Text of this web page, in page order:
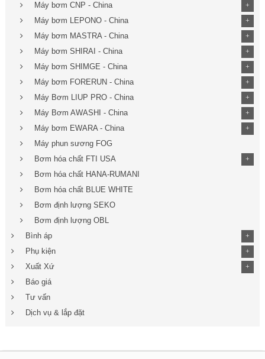
Máy bơm CNP - China
+
Máy bơm LEPONO - China +
Máy bơm MASTRA - China +
Máy bơm SHIRAI - China +
Máy bơm SHIMGE - China +
Máy bơm FORERUN - China +
Máy Bơm LIUP PRO - China +
Máy Bơm AWASHI - China +
Máy bơm EWARA - China +
Máy phun sương FOG
Bơm hóa chất FTI USA
+
Bơm hóa chất HANA-RUMANI
Bơm hóa chất BLUE WHITE
Bơm định lượng SEKO
Bơm định lượng OBL
Bình áp
+
Phụ kiện +
Xuất Xứ +
Báo giá
Tư vấn
Dịch vụ & lắp đặt